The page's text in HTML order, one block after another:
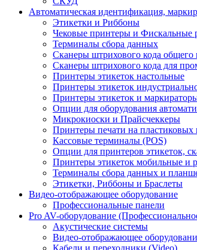
Автоматическая идентификация,
Этикетки и Риббоны
Чековые принтеры и Фискальные
Терминалы сбора данных
Сканеры штрихового кода общего
Сканеры штрихового кода для
Принтеры этикеток настольные
Принтеры этикеток
Принтеры этикеток и
Опции для оборудования
Микрокиоски и Прайсчеккеры
Принтеры печати на пластиковых
Кассовые терминалы (POS)
Опции для принтеров этикеток,
Принтеры этикеток мобильные и
Терминалы сбора данных и
Этикетки, Риббоны и Браслеты
Видео-отображающее оборудование
Профессиональные панели
Pro AV-оборудование
Акустические системы
Видео-отображающее